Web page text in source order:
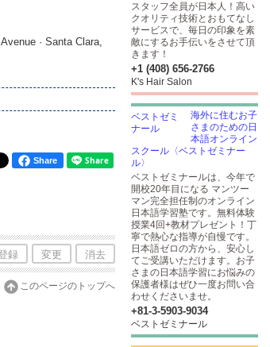
· Santa Clara,
Share
録 変更 消去
このページのトップへ
スタッフ全員が日本人！高い
クオリティ技術とおもてなし
サービスで、毎日の印象を素
敵にするお手伝いをさせて頂
きます！
+1 (408) 656-2766
K's Hair Salon
海外に住むお子
さまのための日
本語オンライン
スクール〈ベストゼミナー
ル〉
ベストゼミナールは、今年で
開校20年目になる マンツー
マン完全担任制のオンライン
日本語学習塾です。無料体験
授業4回+教材プレゼント！丁
寧で熱心な指導が自慢です。
日本語ゼロの方から、安心し
てご受講いただけます。お子
さまの日本語学習にお悩みの
保護者様はぜひ一度お問い合
わせくださいませ。
+81-3-5903​-9034
ベストゼミナール